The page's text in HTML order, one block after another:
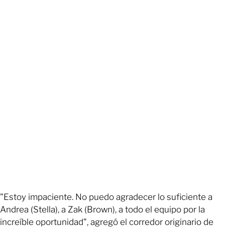
"Estoy impaciente. No puedo agradecer lo suficiente a
Andrea (Stella), a Zak (Brown), a todo el equipo por la
increíble oportunidad", agregó el corredor originario de